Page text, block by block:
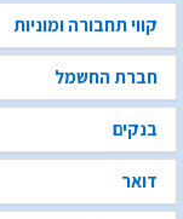
קווי תחבורה ומוניות
חברת החשמל
בנקים
דואר